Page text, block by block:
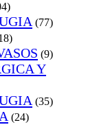
(77)
(9)
Y
(35)
(24)